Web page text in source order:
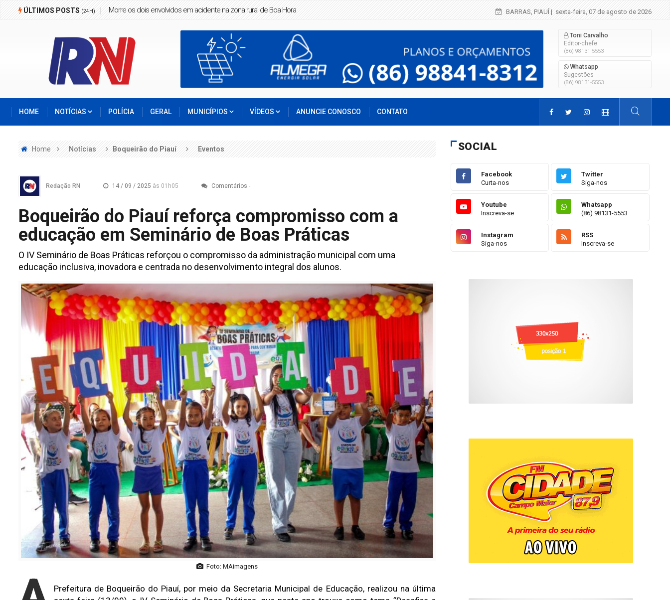
ÚLTIMOS POSTS(24H) Homem é morto a facadas em Boa Hora Criança de 2 anos morre em grave
BARRAS, PIAUÍ| sexta-feira, 07 de agosto de 2026
Toni Carvalho
Editor-chefe
(86) 98131 5553
Whatsapp
Sugestões
(86) 98131-5553
HOME NOTÍCIAS POLÍCIA GERAL MUNICÍPIOS VÍDEOS ANUNCIE CONOSCO CONTATO
Home Notícias Boqueirão do Piauí Eventos
Redação RN 14 / 09 / 2025 às 01h05 Comentários -
Boqueirão do Piauí reforça compromisso com a
educação em Seminário de Boas Práticas
O IV Seminário de Boas Práticas reforçou o compromisso da administração municipal com uma
educação inclusiva, inovadora e centrada no desenvolvimento integral dos alunos.
Foto: MAimagens
Prefeitura de Boqueirão do Piauí, por meio da Secretaria Municipal de Educação, realizou na última
SOCIAL
Facebook
Curta-nos
Twitter
Siga-nos
Youtube
Inscreva-se
Whatsapp
(86) 98131-5553
Instagram
Siga-nos
RSS
Inscreva-se